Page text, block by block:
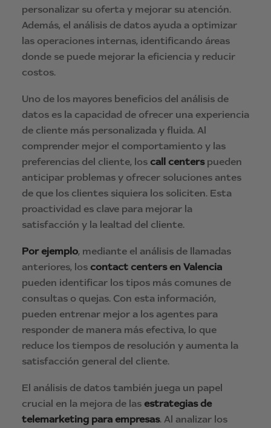
personalizar su oferta y mejorar su atención.
Además, el análisis de datos ayuda a optimizar
las operaciones internas, identificando áreas
donde se puede mejorar la eficiencia y reducir
costos.
Uno de los mayores beneficios del análisis de
datos es la capacidad de ofrecer una experiencia
de cliente más personalizada y fluida. Al
comprender mejor el comportamiento y las
preferencias del cliente, los call centerspueden
anticipar problemas y ofrecer soluciones antes
de que los clientes siquiera los soliciten. Esta
proactividad es clave para mejorar la
satisfacción y la lealtad del cliente.
Por ejemplo, mediante el análisis de llamadas
anteriores, los contact centers en Valencia
pueden identificar los tipos más comunes de
consultas o quejas. Con esta información,
pueden entrenar mejor a los agentes para
responder de manera más efectiva, lo que
reduce los tiempos de resolución y aumenta la
satisfacción general del cliente.
El análisis de datos también juega un papel
crucial en la mejora de las estrategias de
telemarketing para empresas. Al analizar los